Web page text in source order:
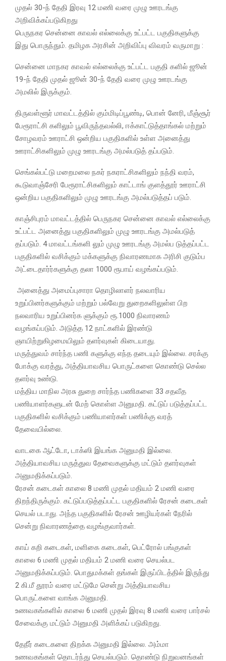
முதல் 30-ந் தேதி இரவு 12 மணி வரை முழு ஊரடங்கு
அறிவிக்கப்படுகிறது
பெருநகர சென்னை காவல் எல்லைக்கு உட்பட்ட பகுதிகளுக்கு
இது பொருந்தும். தமிழக அரசின் அறிவிப்பு விவரம் வருமாறு :
சென்னை மாநகர காவல் எல்லைக்கு உட்பட்ட பகுதி களில் ஜூன்
19-ந் தேதி முதல் ஜூன் 30-ந் தேதி வரை முழு ஊரடங்கு
அமலில் இருக்கும்.
திருவள்ளூர் மாவட்டத்தில் கும்மிடிப்பூண்டி, பொன் னேரி, மீஞ்சூர்
பேரூராட்சி களிலும் பூவிருந்தவல்லி, ஈக்காட்டுத்தாங்கல் மற்றும்
சோழவரம் ஊராட்சி ஒன்றிய பகுதிகளில் உள்ள அனைத்து
ஊராட்சிகளிலும் முழு ஊரடங்கு அமல்படுத் தப்படும்.
செங்கல்பட்டு மறைமலை நகர் நகராட்சிகளிலும் நந்தி வரம்,
கூடுவாஞ்சேரி பேரூராட்சிகளிலும் காட்டாங் குளத்தூர் ஊராட்சி
ஒன்றிய பகுதிகளிலும் முழு ஊரடங்கு அமல்படுத்தப் படும்.
காஞ்சிபுரம் மாவட்டத்தில் பெருநகர சென்னை காவல் எல்லைக்கு
உட்பட்ட அனைத்து பகுதிகளிலும் முழு ஊரடங்கு அமல்படுத்
தப்படும். 4 மாவட்டங்களி லும் முழு ஊரடங்கு அமல்ப டுத்தப்பட்ட
பகுதிகளில் வசிக்கும் மக்களுக்கு நிவாரணமாக அரிசி குடும்ப
அட்டைதார்ர்களுக்கு தலா 1000 ரூபாய் வழங்கப்படும்.
அனைத்து அமைப்புசாரா தொழிலாளர் நலவாரிய
உறுப்பினர்களுக்கும் மற்றும் பல்வேறு துறைகளிலுள்ள பிற
நலவாரிய உறுப்பினர்க ளுக்கும் ரூ.1000 நிவாரணம்
வழங்கப்படும். அடுத்த 12 நாட்களில் இரண்டு
ஞாயிற்றுகிழமையிலும் தளர்வுகள் கிடையாது.
மருத்துவம் சார்ந்த பணி களுக்கு எந்த தடையும் இல்லை. சரக்கு
போக்கு வரத்து, அத்தியாவசிய பொருட்களை கொண்டு செல்ல
தளர்வு உண்டு.
மத்திய மாநில அரசு துறை சார்ந்த பணிகளை 33 சதவீத
பணியாளர்களுடன் மேற் கொள்ள அனுமதி. கட்டுப் படுத்தப்பட்ட
பகுதிகளில் வசிக்கும் பணியாளர்கள் பணிக்கு வரத்
தேவையில்லை.
வாடகை ஆட்டோ, டாக்ஸி இயங்க அனுமதி இல்லை.
அத்தியாவசிய மருத்துவ தேவைகளுக்கு மட்டும் தளர்வுகள்
அனுமதிக்கப்படும்.
ரேசன் கடைகள் காலை 8 மணி முதல் மதியம் 2 மணி வரை
திறந்திருக்கும். கட்டுப்படுத்தப்பட்ட பகுதிகளில் ரேசன் கடைகள்
செயல் படாது. அந்த பகுதிகளில் ரேசன் ஊழியர்கள் நேரில்
சென்று நிவாரணத்தை வழங்குவார்கள்.
காய் கறி கடைகள், மளிகை கடைகள், பெட்ரோல் பங்குகள்
காலை 6 மணி முதல் மதியம் 2 மணி வரை செயல்பட
அனுமதிக்கப்படும். பொதுமக்கள் தங்கள் இருப்பிடத்தில் இருந்து
2 கி.மீ தூரம் வரை மட்டுமே சென்று அத்தியாவசிய
பொருட்களை வாங்க அனுமதி.
உணவகங்களில் காலை 6 மணி முதல் இரவு 8 மணி வரை பார்சல்
சேவைக்கு மட்டும் அனுமதி அளிக்கப் படுகிறது.
தேநீர் கடைகளை திறக்க அனுமதி இல்லை. அம்மா
உணவகங்கள் தொடர்ந்து செயல்படும். தொண்டு நிறுவனங்கள்